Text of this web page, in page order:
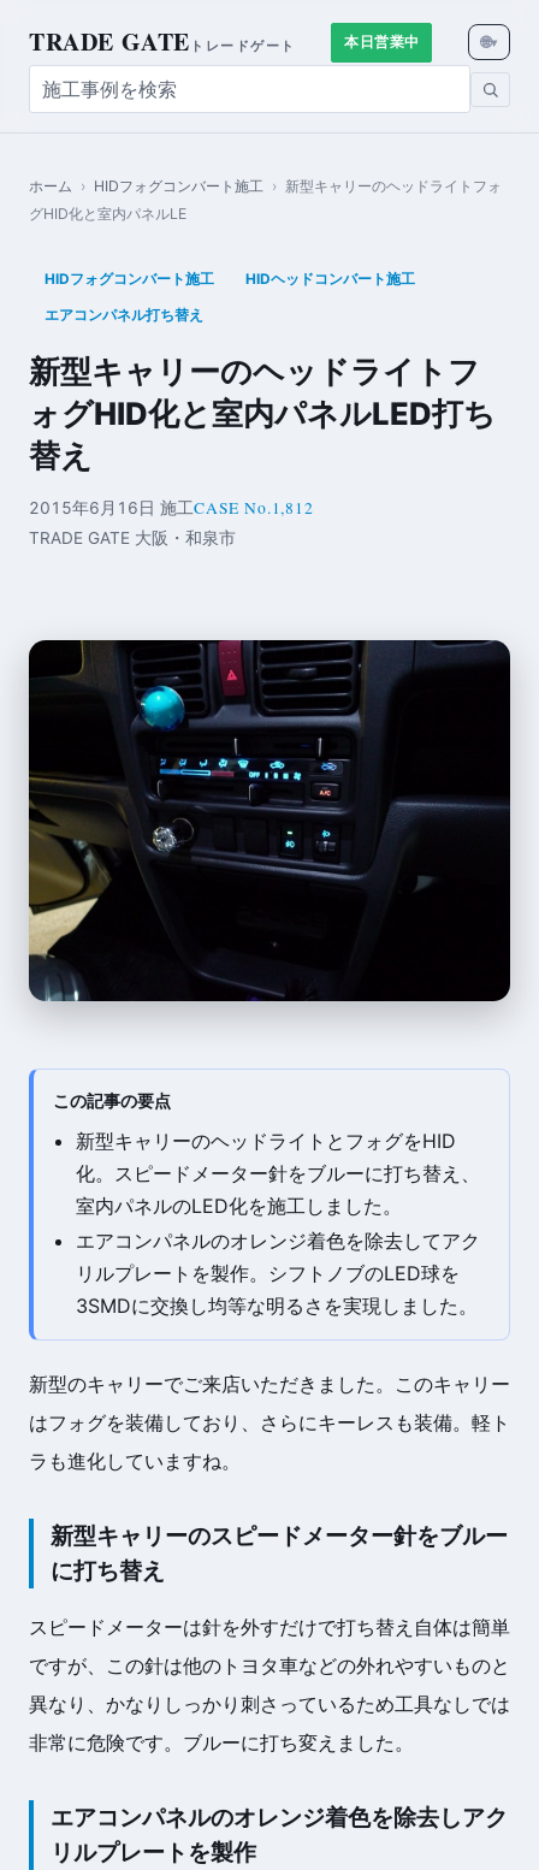
TRADE GATE トレードゲート 本日営業中 🌐▾
ホーム › HIDフォグコンバート施工 › 新型キャリーのヘッドライトフォ
グHID化と室内パネルLE
HIDフォグコンバート施工 HIDヘッドコンバート施工
エアコンパネル打ち替え
新型キャリーのヘッドライトフ
ォグHID化と室内パネルLED打ち
替え
2015年6月16日 施工CASE No.1,812
TRADE GATE 大阪・和泉市
この記事の要点
新型キャリーのヘッドライトとフォグをHID
化。スピードメーター針をブルーに打ち替え、
室内パネルのLED化を施工しました。
エアコンパネルのオレンジ着色を除去してアク
リルプレートを製作。シフトノブのLED球を
3SMDに交換し均等な明るさを実現しました。
新型のキャリーでご来店いただきました。このキャリー
はフォグを装備しており、さらにキーレスも装備。軽ト
ラも進化していますね。
新型キャリーのスピードメーター針をブルー
に打ち替え
スピードメーターは針を外すだけで打ち替え自体は簡単
ですが、この針は他のトヨタ車などの外れやすいものと
異なり、かなりしっかり刺さっているため工具なしでは
非常に危険です。ブルーに打ち変えました。
エアコンパネルのオレンジ着色を除去しアク
リルプレートを製作